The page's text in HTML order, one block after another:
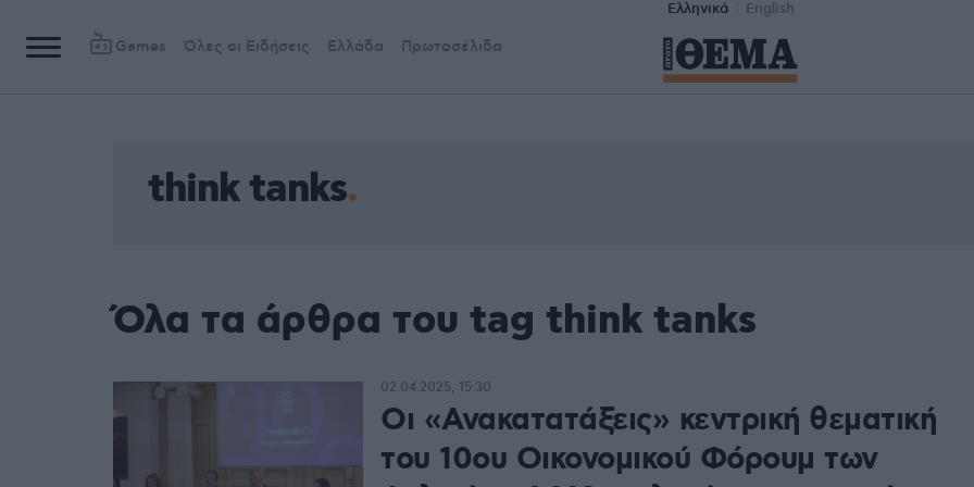
Ελληνικά English
Games Όλες οι Ειδήσεις Ελλάδα Πρωτοσέλιδα
think tanks
Όλα τα άρθρα του tag think tanks
Οι «Ανακατατάξεις» κεντρική θεματική
του 10ου Οικονομικού Φόρουμ των
02.04.2025, 15:30